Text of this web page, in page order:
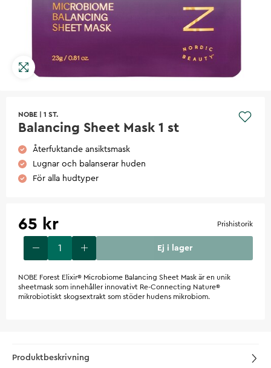
NOBE 1 ST.
Balancing Sheet Mask 1 st
Återfuktande ansiktsmask
Lugnar och balanserar huden
För alla hudtyper
65 kr Prishistorik
Ej i lager
NOBE Forest Elixir® Microbiome Balancing Sheet Mask är en unik
sheetmask som innehåller innovativt Re-Connecting Nature®
mikrobiotiskt skogsextrakt som stöder hudens mikrobiom.
Produktbeskrivning